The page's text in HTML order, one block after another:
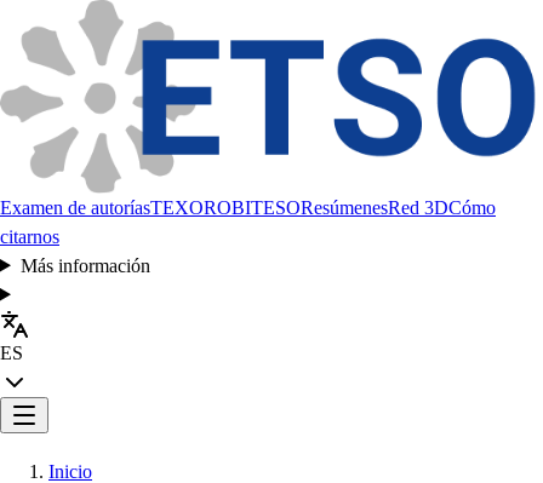
Examen de autoríasTEXOROBITESOResúmenesRed 3DCómo
citarnos
Más información
ES
Inicio